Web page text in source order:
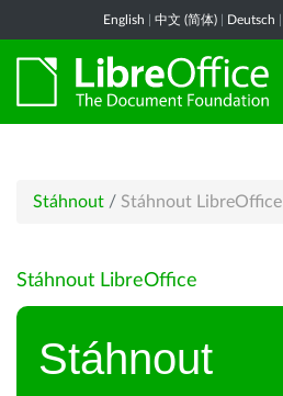
English 中文 (简体) Deutsch
Stáhnout / Stáhnout LibreOffice
Stáhnout LibreOffice
Stáhnout